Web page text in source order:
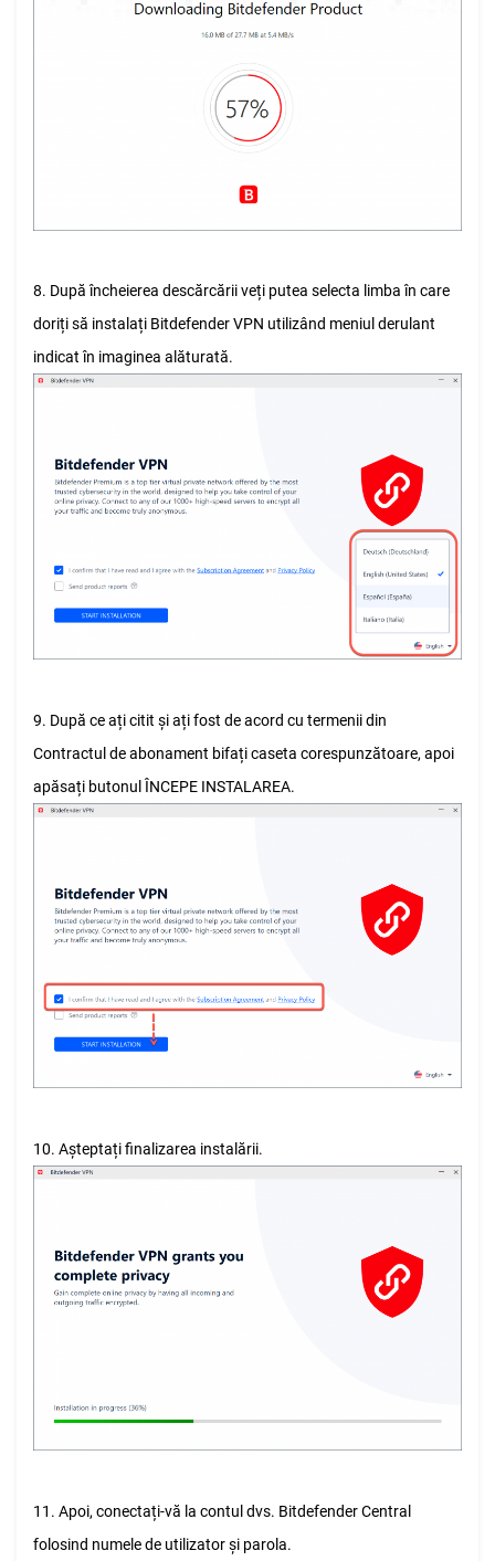
8. După încheierea descărcării veți putea selecta limba în care
doriți să instalați Bitdefender VPN utilizând meniul derulant
indicat în imaginea alăturată.
9. După ce ați citit și ați fost de acord cu termenii din
Contractul de abonament bifați caseta corespunzătoare, apoi
apăsați butonul ÎNCEPE INSTALAREA.
10. Așteptați finalizarea instalării.
11. Apoi, conectați-vă la contul dvs. Bitdefender Central
folosind numele de utilizator și parola.